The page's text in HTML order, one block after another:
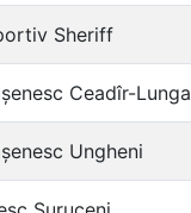
Sheriff
Ceadîr-Lunga
Ungheni